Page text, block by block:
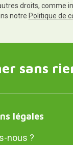
droits, comme
notre Politique de
sans
légales
nous ?